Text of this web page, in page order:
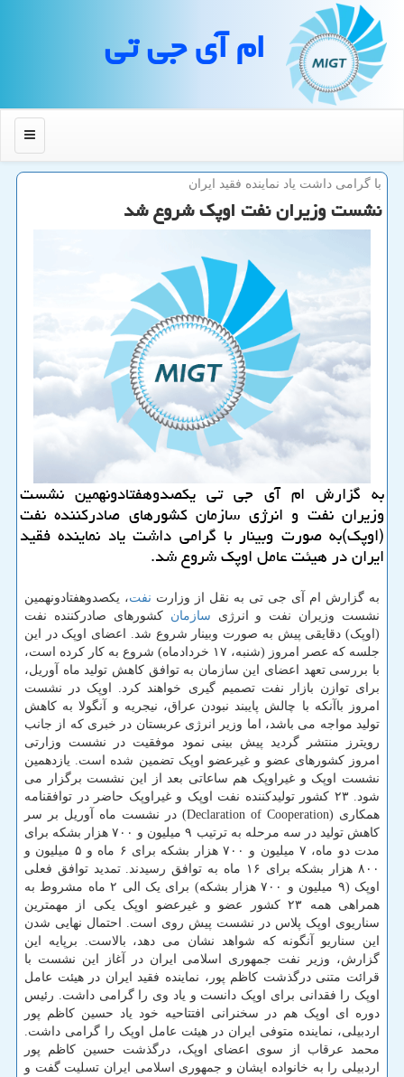
ام آی جی تی
منو
با گرامی داشت یاد نماینده فقید ایران
نشست وزیران نفت اوپك شروع شد
به گزارش ام آی جی تی یكصدوهفتادونهمین نشست
وزیران نفت و انرژی سازمان كشورهای صادركننده نفت
(اوپك)به صورت وبینار با گرامی داشت یاد نماینده فقید
ایران در هیئت عامل اوپك شروع شد.
به گزارش ام آی جی تی به نقل از وزارت نفت، یکصدوهفتادونهمین
نشست وزیران نفت و انرژی سازمان کشورهای صادرکننده نفت
(اوپک) دقایقی پیش به صورت وبینار شروع شد. اعضای اوپک در این
جلسه که عصر امروز (شنبه، ۱۷ خردادماه) شروع به کار کرده است،
با بررسی تعهد اعضای این سازمان به توافق کاهش تولید ماه آوریل،
برای توازن بازار نفت تصمیم گیری خواهند کرد. اوپک در نشست
امروز باآنکه با چالش پایبند نبودن عراق، نیجریه و آنگولا به کاهش
تولید مواجه می باشد، اما وزیر انرژی عربستان در خبری که از جانب
رویترز منتشر گردید پیش بینی نمود موفقیت در نشست وزارتی
امروز کشورهای عضو و غیرعضو اوپک تضمین شده است. یازدهمین
نشست اوپک و غیراوپک هم ساعاتی بعد از این نشست برگزار می
شود. ۲۳ کشور تولیدکننده نفت اوپک و غیراوپک حاضر در توافقنامه
همکاری (Declaration of Cooperation) در نشست ماه آوریل بر سر
کاهش تولید در سه مرحله به ترتیب ۹ میلیون و ۷۰۰ هزار بشکه برای
مدت دو ماه، ۷ میلیون و ۷۰۰ هزار بشکه برای ۶ ماه و ۵ میلیون و
۸۰۰ هزار بشکه برای ۱۶ ماه به توافق رسیدند. تمدید توافق فعلی
اوپک (۹ میلیون و ۷۰۰ هزار بشکه) برای یک الی ۲ ماه مشروط به
همراهی همه ۲۳ کشور عضو و غیرعضو اوپک یکی از مهمترین
سناریوی اوپک پلاس در نشست پیش روی است. احتمال نهایی شدن
این سناریو آنگونه که شواهد نشان می دهد، بالاست. برپایه این
گزارش، وزیر نفت جمهوری اسلامی ایران در آغاز این نشست با
قرائت متنی درگذشت کاظم پور، نماینده فقید ایران در هیئت عامل
اوپک را فقدانی برای اوپک دانست و یاد وی را گرامی داشت. رئیس
دوره ای اوپک هم در سخنرانی افتتاحیه خود یاد حسین کاظم پور
اردبیلی، نماینده متوفی ایران در هیئت عامل اوپک را گرامی داشت.
محمد عرقاب از سوی اعضای اوپک، درگذشت حسین کاظم پور
اردبیلی را به خانواده ایشان و جمهوری اسلامی ایران تسلیت گفت و